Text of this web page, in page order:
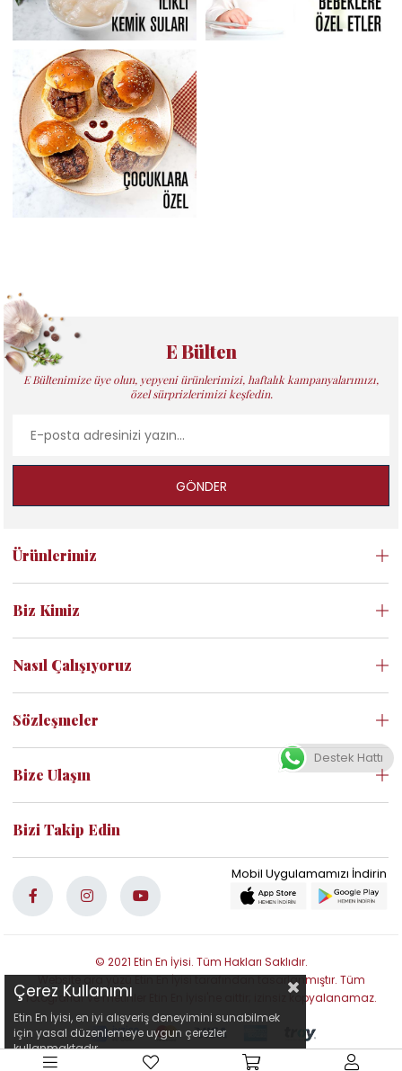
E Bülten
E Bültenimize üye olun, yepyeni ürünlerimizi, haftalık kampanyalarımızı,
özel sürprizlerimizi keşfedin.
GÖNDER
Ürünlerimiz
Biz Kimiz
Nasıl Çalışıyoruz
Sözleşmeler
Bize Ulaşın
Bizi Takip Edin
© 2021 Etin En İyisi. Tüm Hakları Saklıdır.
Website ara yüzü Etin En İyisi tarafından tasarlanmıştır. Tüm
fotoğraflar ve metinler Etin En İyisi'ne aittir; izinsiz kopyalanamaz.
Destek Hattı
Çerez Kullanımı
Etin En İyisi, en iyi alışveriş deneyimini sunabilmek
için yasal düzenlemeye uygun çerezler
kullanmaktadır.